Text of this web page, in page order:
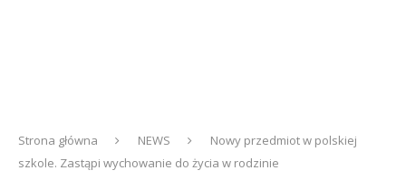
Strona główna NEWS
Nowy przedmiot w polskiej
szkole. Zastąpi wychowanie do życia w rodzinie